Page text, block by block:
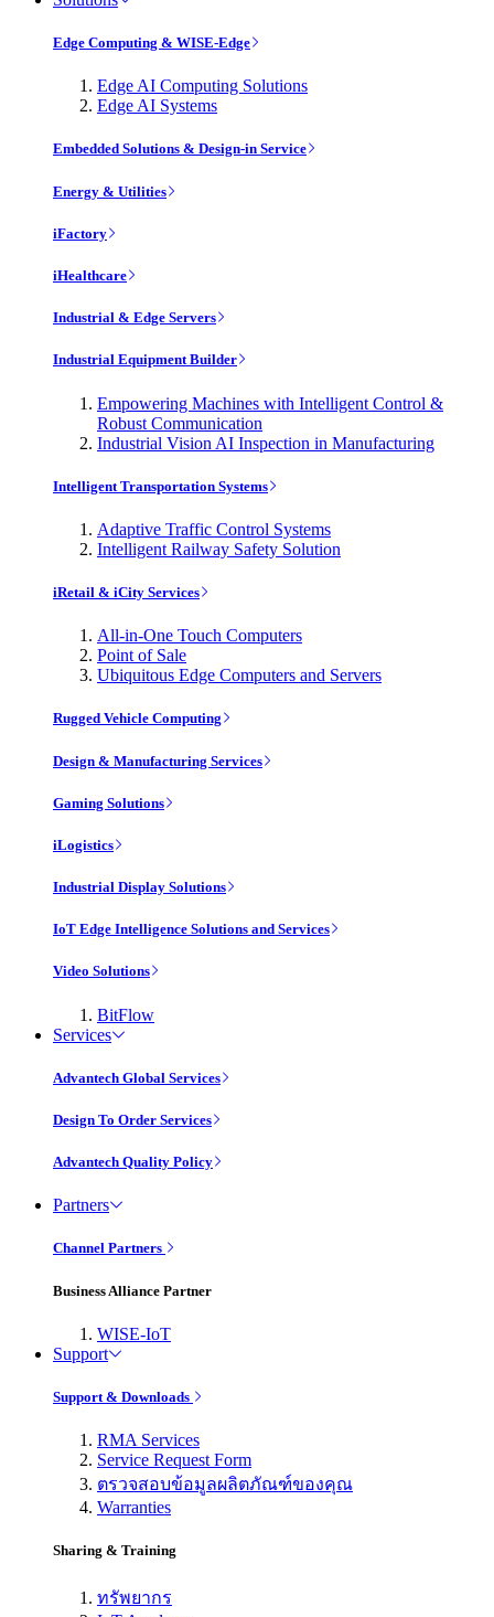
Edge Computing & WISE-Edge
Edge AI Computing Solutions
Edge AI Systems
Embedded Solutions & Design-in Service
Energy & Utilities
iFactory
iHealthcare
Industrial & Edge Servers
Industrial Equipment Builder
Empowering Machines with Intelligent Control &
Robust Communication
Industrial Vision AI Inspection in Manufacturing
Intelligent Transportation Systems
Adaptive Traffic Control Systems
Intelligent Railway Safety Solution
iRetail & iCity Services
All-in-One Touch Computers
Point of Sale
Ubiquitous Edge Computers and Servers
Rugged Vehicle Computing
Design & Manufacturing Services
Gaming Solutions
iLogistics
Industrial Display Solutions
IoT Edge Intelligence Solutions and Services
Video Solutions
BitFlow
Services
Advantech Global Services
Design To Order Services
Advantech Quality Policy
Partners
Channel Partners
Business Alliance Partner
WISE-IoT
Support
Support & Downloads
RMA Services
Service Request Form
ตรวจสอบข้อมูลผลิตภัณฑ์ของคุณ
Warranties
Sharing & Training
ทรัพยากร